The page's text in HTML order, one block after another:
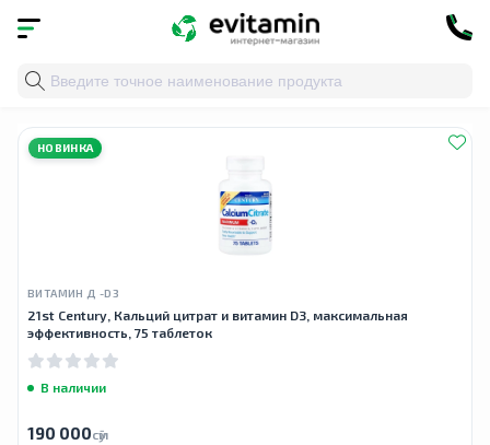
Главная » поддержка мышц
НОВИНКА
ВИТАМИН Д -D3
21st Century, Кальций цитрат и витамин D3, максимальная
эффективность, 75 таблеток
В наличии
190 000сӯм